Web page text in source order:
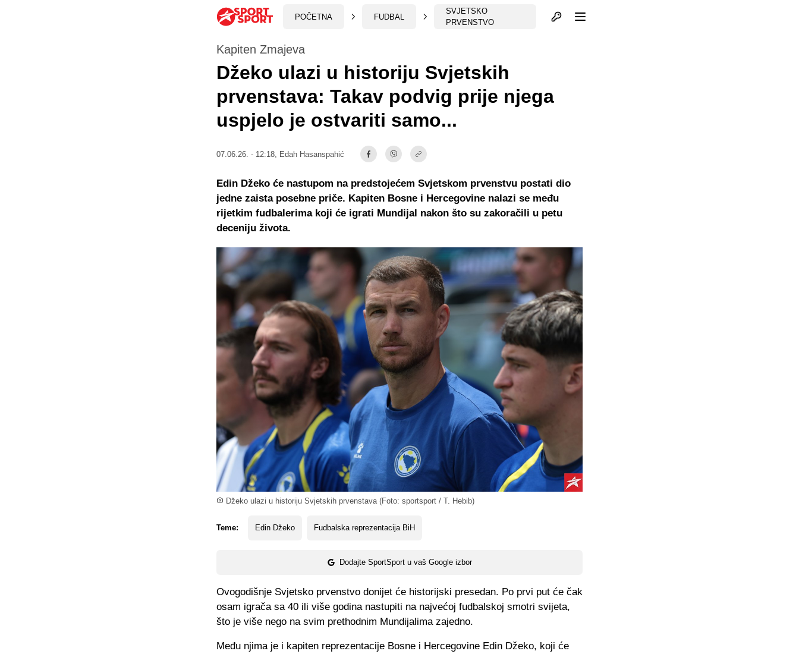
POČETNA FUDBAL
SVJETSKO
PRVENSTVO
Otvori profil
Džeko ulazi u historiju Svjetskih prvenstava (Foto: sportsport / T. Hebib)
Kapiten Zmajeva
Džeko ulazi u historiju Svjetskih
prvenstava: Takav podvig prije njega
uspjelo je ostvariti samo...
07.06.26. - 12:18, Edah Hasanspahić
Teme: Edin Džeko Fudbalska reprezentacija BiH
Dodajte SportSport u vaš Google izbor
Edin Džeko će nastupom na predstojećem Svjetskom prvenstvu postati dio
jedne zaista posebne priče. Kapiten Bosne i Hercegovine nalazi se među
rijetkim fudbalerima koji će igrati Mundijal nakon što su zakoračili u petu
deceniju života.
Ovogodišnje Svjetsko prvenstvo donijet će historijski presedan. Po prvi put će čak
osam igrača sa 40 ili više godina nastupiti na najvećoj fudbalskoj smotri svijeta,
što je više nego na svim prethodnim Mundijalima zajedno.
Među njima je i kapiten reprezentacije Bosne i Hercegovine Edin Džeko, koji će